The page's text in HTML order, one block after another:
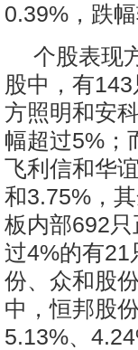
0.39%，跌幅
个股表现
股中，有
方照明和安
幅超过5%；
飞利信和华
和3.75%，
板内部692
过4%的有21
份、众和股
中，恒邦股
5.13%、